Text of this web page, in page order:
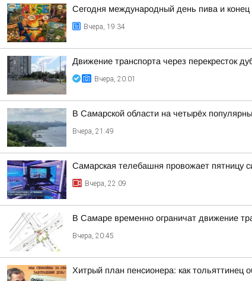
Сегодня международный день пива и конец
Вчера, 19:34
Движение транспорта через перекресток
Вчера, 20:01
В Самарской области на четырёх
Вчера, 21:49
Самарская телебашня провожает пятницу
Вчера, 22:09
В Самаре временно ограничат движение
Вчера, 20:45
Хитрый план пенсионера: как тольяттинец